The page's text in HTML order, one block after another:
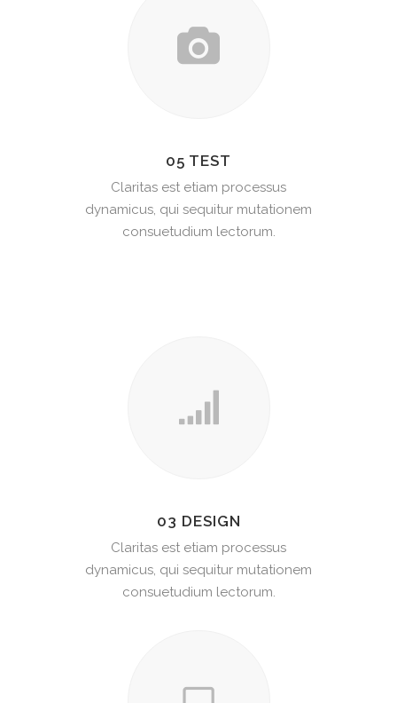
05 TEST
Claritas est etiam processus
dynamicus, qui sequitur mutationem
consuetudium lectorum.
03 DESIGN
Claritas est etiam processus
dynamicus, qui sequitur mutationem
consuetudium lectorum.